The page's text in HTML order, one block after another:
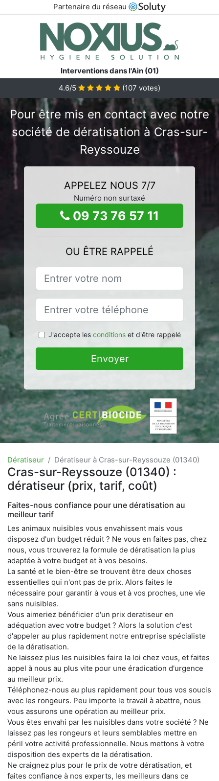
Partenaire du réseau
Interventions dans l'Ain (01)
4.6/5
(107 votes)
Pour être mis en contact avec notre
société de dératisation à Cras-sur-
Reyssouze
APPELEZ NOUS 7/7
Numéro non surtaxé
09 73 76 57 11
OU ÊTRE RAPPELÉ
J'accepte les conditionset d'être rappelé
Envoyer
Dératiseur Dératiseur à Cras-sur-Reyssouze (01340)
Cras-sur-Reyssouze (01340) :
dératiseur (prix, tarif, coût)
Faites-nous confiance pour une dératisation au
meilleur tarif
Les animaux nuisibles vous envahissent mais vous
disposez d'un budget réduit ? Ne vous en faites pas, chez
nous, vous trouverez la formule de dératisation la plus
adaptée à votre budget et à vos besoins.
La santé et le bien-être se trouvent être deux choses
essentielles qui n'ont pas de prix. Alors faites le
nécessaire pour garantir à vous et à vos proches, une vie
sans nuisibles.
Vous aimeriez bénéficier d'un prix deratiseur en
adéquation avec votre budget ? Alors la solution c'est
d'appeler au plus rapidement notre entreprise spécialiste
de la dératisation.
Ne laissez plus les nuisibles faire la loi chez vous, et faites
appel à nous au plus vite pour une éradication d'urgence
au meilleur prix.
Téléphonez-nous au plus rapidement pour tous vos soucis
avec les rongeurs. Peu importe le travail à abattre, nous
vous assurons une opération au meilleur prix.
Vous êtes envahi par les nuisibles dans votre société ? Ne
laissez pas les rongeurs et leurs semblables mettre en
péril votre activité professionnelle. Nous mettons à votre
disposition des experts de la dératisation.
Ne craignez plus pour le prix de votre dératisation, et
faites confiance à nos experts, les meilleurs dans ce